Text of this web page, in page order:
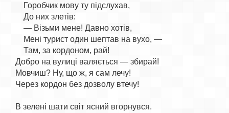
    Горобчик мову ту підслухав,
    До них злетів:
    — Візьми мене! Давно хотів,
    Мені турист один шептав на вухо, —
    Там, за кордоном, рай!
Добро на вулиці валяється — збирай!
Мовчиш? Ну, що ж, я сам лечу!
Через кордон без дозволу втечу!
В зелені шати світ ясний вгорнувся.